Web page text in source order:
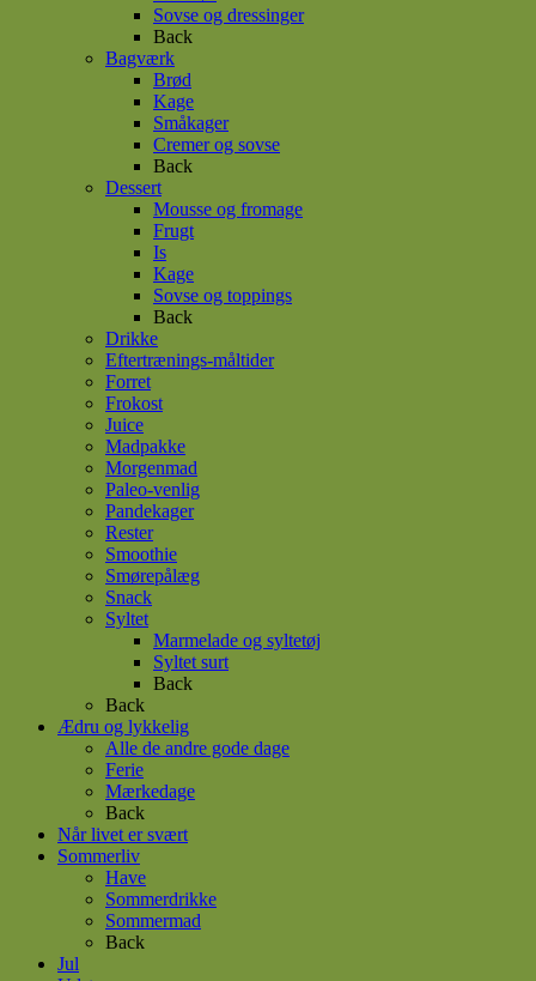
Sovse og dressinger
Back
Bagværk
Brød
Kage
Småkager
Cremer og sovse
Back
Dessert
Mousse og fromage
Frugt
Is
Kage
Sovse og toppings
Back
Drikke
Eftertrænings-måltider
Forret
Frokost
Juice
Madpakke
Morgenmad
Paleo-venlig
Pandekager
Rester
Smoothie
Smørepålæg
Snack
Syltet
Marmelade og syltetøj
Syltet surt
Back
Back
Ædru og lykkelig
Alle de andre gode dage
Ferie
Mærkedage
Back
Når livet er svært
Sommerliv
Have
Sommerdrikke
Sommermad
Back
Jul